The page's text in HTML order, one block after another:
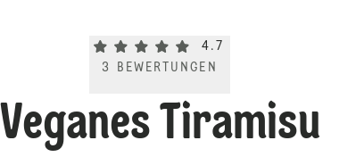
Current rating 4.7. Click to rate.
4.7
3
BEWERTUNGEN
Veganes Tiramisu